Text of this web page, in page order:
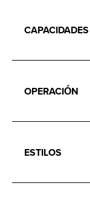
CAPACIDADES
OPERACIÓN
ESTILOS